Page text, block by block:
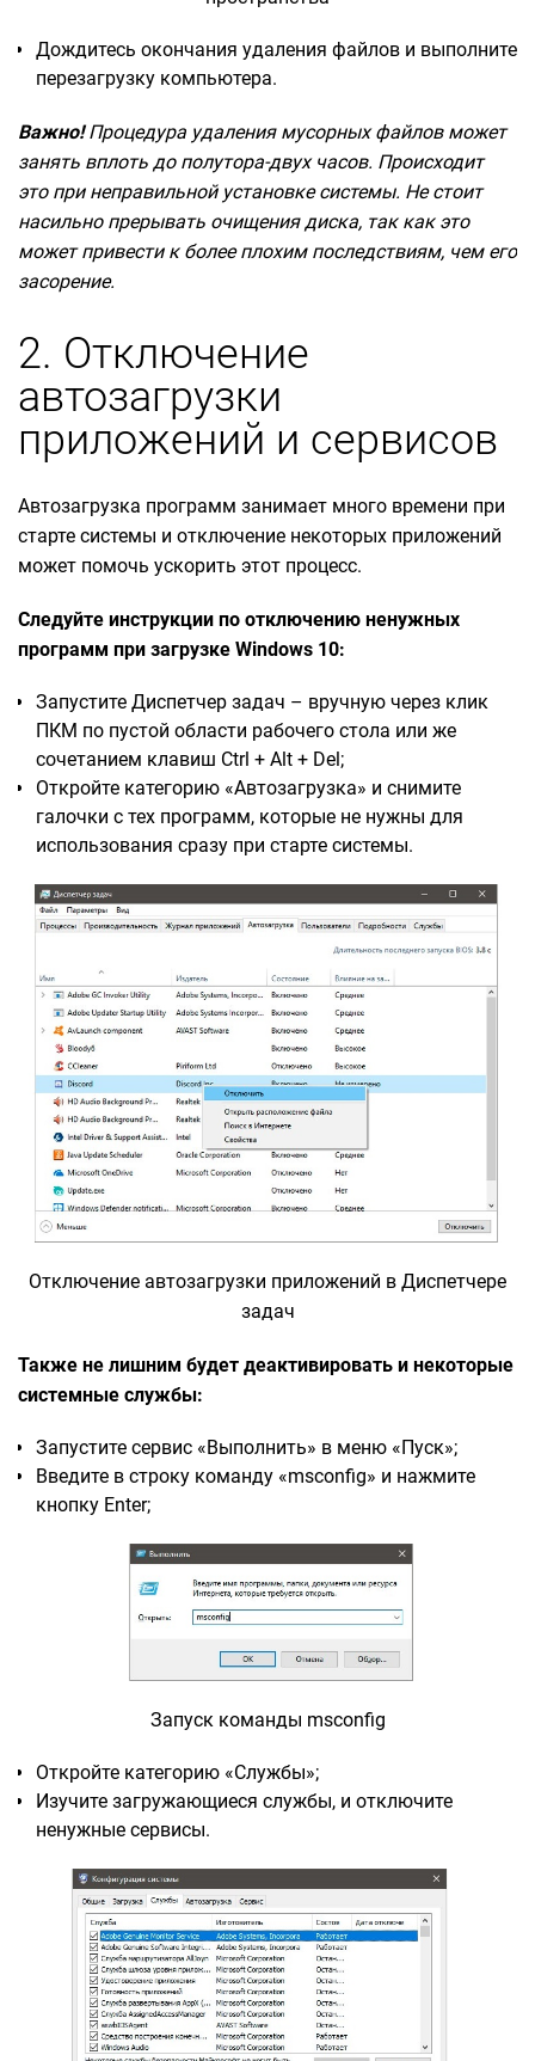
Дождитесь окончания удаления файлов и выполните
перезагрузку компьютера.
Важно!Процедура удаления мусорных файлов может
занять вплоть до полутора-двух часов. Происходит
это при неправильной установке системы. Не стоит
насильно прерывать очищения диска, так как это
может привести к более плохим последствиям, чем его
засорение.
2. Отключение
автозагрузки
приложений и сервисов
Автозагрузка программ занимает много времени при
старте системы и отключение некоторых приложений
может помочь ускорить этот процесс.
Следуйте инструкции по отключению ненужных
программ при загрузке Windows 10:
Запустите Диспетчер задач – вручную через клик
ПКМ по пустой области рабочего стола или же
сочетанием клавиш Ctrl + Alt + Del;
Откройте категорию «Автозагрузка» и снимите
галочки с тех программ, которые не нужны для
использования сразу при старте системы.
Отключение автозагрузки приложений в Диспетчере
задач
Также не лишним будет деактивировать и некоторые
системные службы:
Запустите сервис «Выполнить» в меню «Пуск»;
Введите в строку команду «msconfig» и нажмите
кнопку Enter;
Запуск команды msconfig
Откройте категорию «Службы»;
Изучите загружающиеся службы, и отключите
ненужные сервисы.